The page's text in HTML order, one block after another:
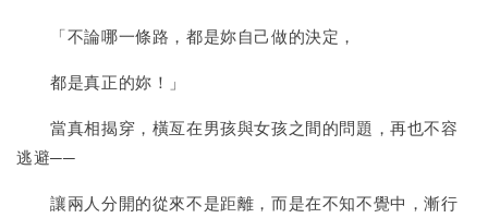
「不論哪一條路，都是妳自己做的決定，
都是真正的妳！」
當真相揭穿，橫亙在男孩與女孩之間的問題，再也不容
逃避──
讓兩人分開的從來不是距離，而是在不知不覺中，漸行